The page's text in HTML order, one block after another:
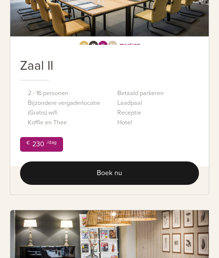
Zaal II
2 - 16 personen
Bijzondere vergaderlocatie
(Gratis) wifi
Koffie en Thee
Betaald parkeren
Laadpaal
Receptie
Hotel
€ 230 /dag
Boek nu